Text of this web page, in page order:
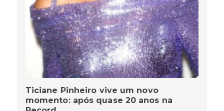
Ticiane Pinheiro vive um novo
momento: após quase 20 anos na